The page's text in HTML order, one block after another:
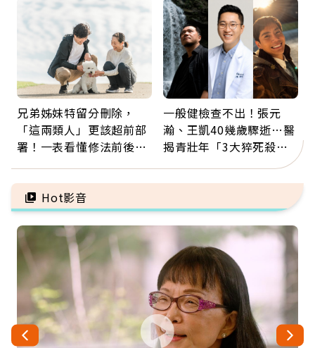
兄弟姊妹特留分刪除，
「這兩類人」更該超前部
署！一表看懂修法前後差
更多
一般健檢查不出！張元
瀚、王凱40幾歲驟逝…醫
揭青壯年「3大猝死殺
手」：靠2檢查揪出9成地
雷
Hot影音